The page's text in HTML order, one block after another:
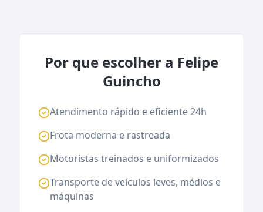
Por que escolher a Felipe
Guincho
Atendimento rápido e eficiente 24h
Frota moderna e rastreada
Motoristas treinados e uniformizados
Transporte de veículos leves, médios e
máquinas